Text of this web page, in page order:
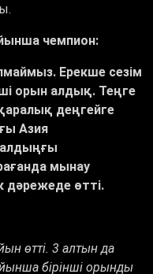
чемпион:
Ерекше сезім
орын алдық. Теңге
деңгейге
Азия
алдыңғы
мынау
дәрежеде өтті.
өтті. 3 алтын да
бірінші орынды